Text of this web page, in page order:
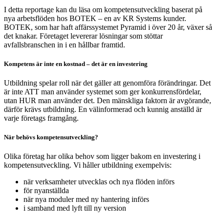
I detta reportage kan du läsa om kompetensutveckling baserat på
nya arbetsflöden hos BOTEK – en av KR Systems kunder.
BOTEK, som har haft affärssystemet Pyramid i över 20 år, växer så
det knakar. Företaget levererar lösningar som stöttar
avfallsbranschen in i en hållbar framtid.
Kompetens är inte en kostnad – det är en investering
Utbildning spelar roll när det gäller att genomföra förändringar. Det
är inte ATT man använder systemet som ger konkurrensfördelar,
utan HUR man använder det. Den mänskliga faktorn är avgörande,
därför krävs utbildning. En välinformerad och kunnig anställd är
varje företags framgång.
När behövs kompetensutveckling?
Olika företag har olika behov som ligger bakom en investering i
kompetensutveckling. Vi håller utbildning exempelvis:
när verksamheter utvecklas och nya flöden införs
för nyanställda
när nya moduler med ny hantering införs
i samband med lyft till ny version